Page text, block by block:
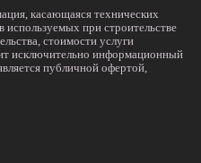
касающаяся технических
используемых при строительстве
стоимости услуги
исключительно информационный
публичной офертой,